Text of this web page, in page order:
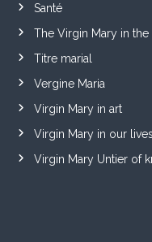
Santé
The Virgin Mary in the
Titre marial
Vergine Maria
Virgin Mary in art
Virgin Mary in our lives
Virgin Mary Untier of